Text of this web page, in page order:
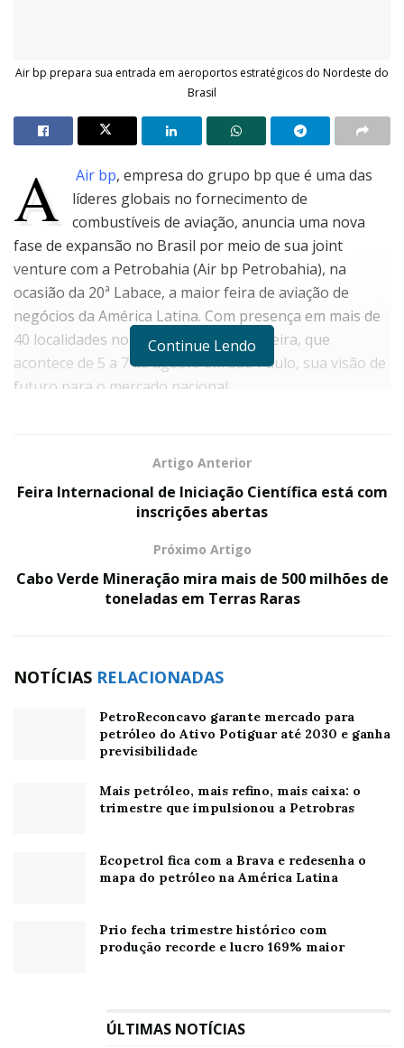
Air bp prepara sua entrada em aeroportos estratégicos do Nordeste do
Brasil
A Air bp, empresa do grupo bp que é uma das
líderes globais no fornecimento de
combustíveis de aviação, anuncia uma nova
fase de expansão no Brasil por meio de sua joint
venture com a Petrobahia (Air bp Petrobahia), na
ocasião da 20ª Labace, a maior feira de aviação de
negócios da América Latina. Com presença em mais de
40 localidades no país, a Air bp leva à feira, que
acontece de 5 a 7 de agosto em São Paulo, sua visão de
futuro para o mercado nacional.
posição como uma das principais fornecedoras de
combustíveis de aviação nacional. Entre os movimentos
mais avançados estão os projetos para a construção de
novos parques de abastecimento de aeronaves em
de parceria logística com a sua JV com a Petrobahia, a
Centro-Oeste do país, a companhia avança com
aposta é em uma abordagem de alto padrão, baseada
em segurança, eficiência e relacionamento próximo ao
“A expansão da Air bp é resultado de uma estratégia
técnicos, parcerias eficientes e no compromisso com a
segurança operacional. Nosso crescimento se dá pela
clientes e pela entrega de valor real. Investimos
mirando uma operação robusta, sustentável e alinhada
Tecnologia de ponta
Continue Lendo
Artigo Anterior
Feira Internacional de Iniciação Científica está com
inscrições abertas
Próximo Artigo
Cabo Verde Mineração mira mais de 500 milhões de
toneladas em Terras Raras
NOTÍCIAS RELACIONADAS
PetroReconcavo garante mercado para
petróleo do Ativo Potiguar até 2030 e ganha
previsibilidade
Mais petróleo, mais refino, mais caixa: o
trimestre que impulsionou a Petrobras
Ecopetrol fica com a Brava e redesenha o
mapa do petróleo na América Latina
Prio fecha trimestre histórico com
produção recorde e lucro 169% maior
ÚLTIMAS NOTÍCIAS